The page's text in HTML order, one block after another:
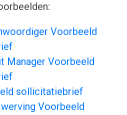
Voorbeeld
Manager Voorbeeld
sollicitatiebrief
Voorbeeld